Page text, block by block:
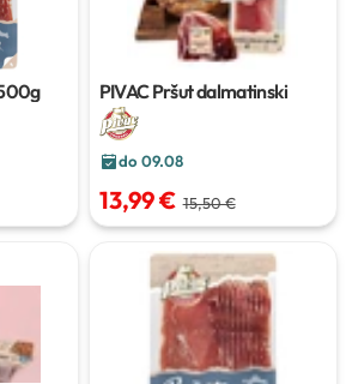
PIVAC Pršut dalmatinski
do 09.08
13,99 € 15,50 €